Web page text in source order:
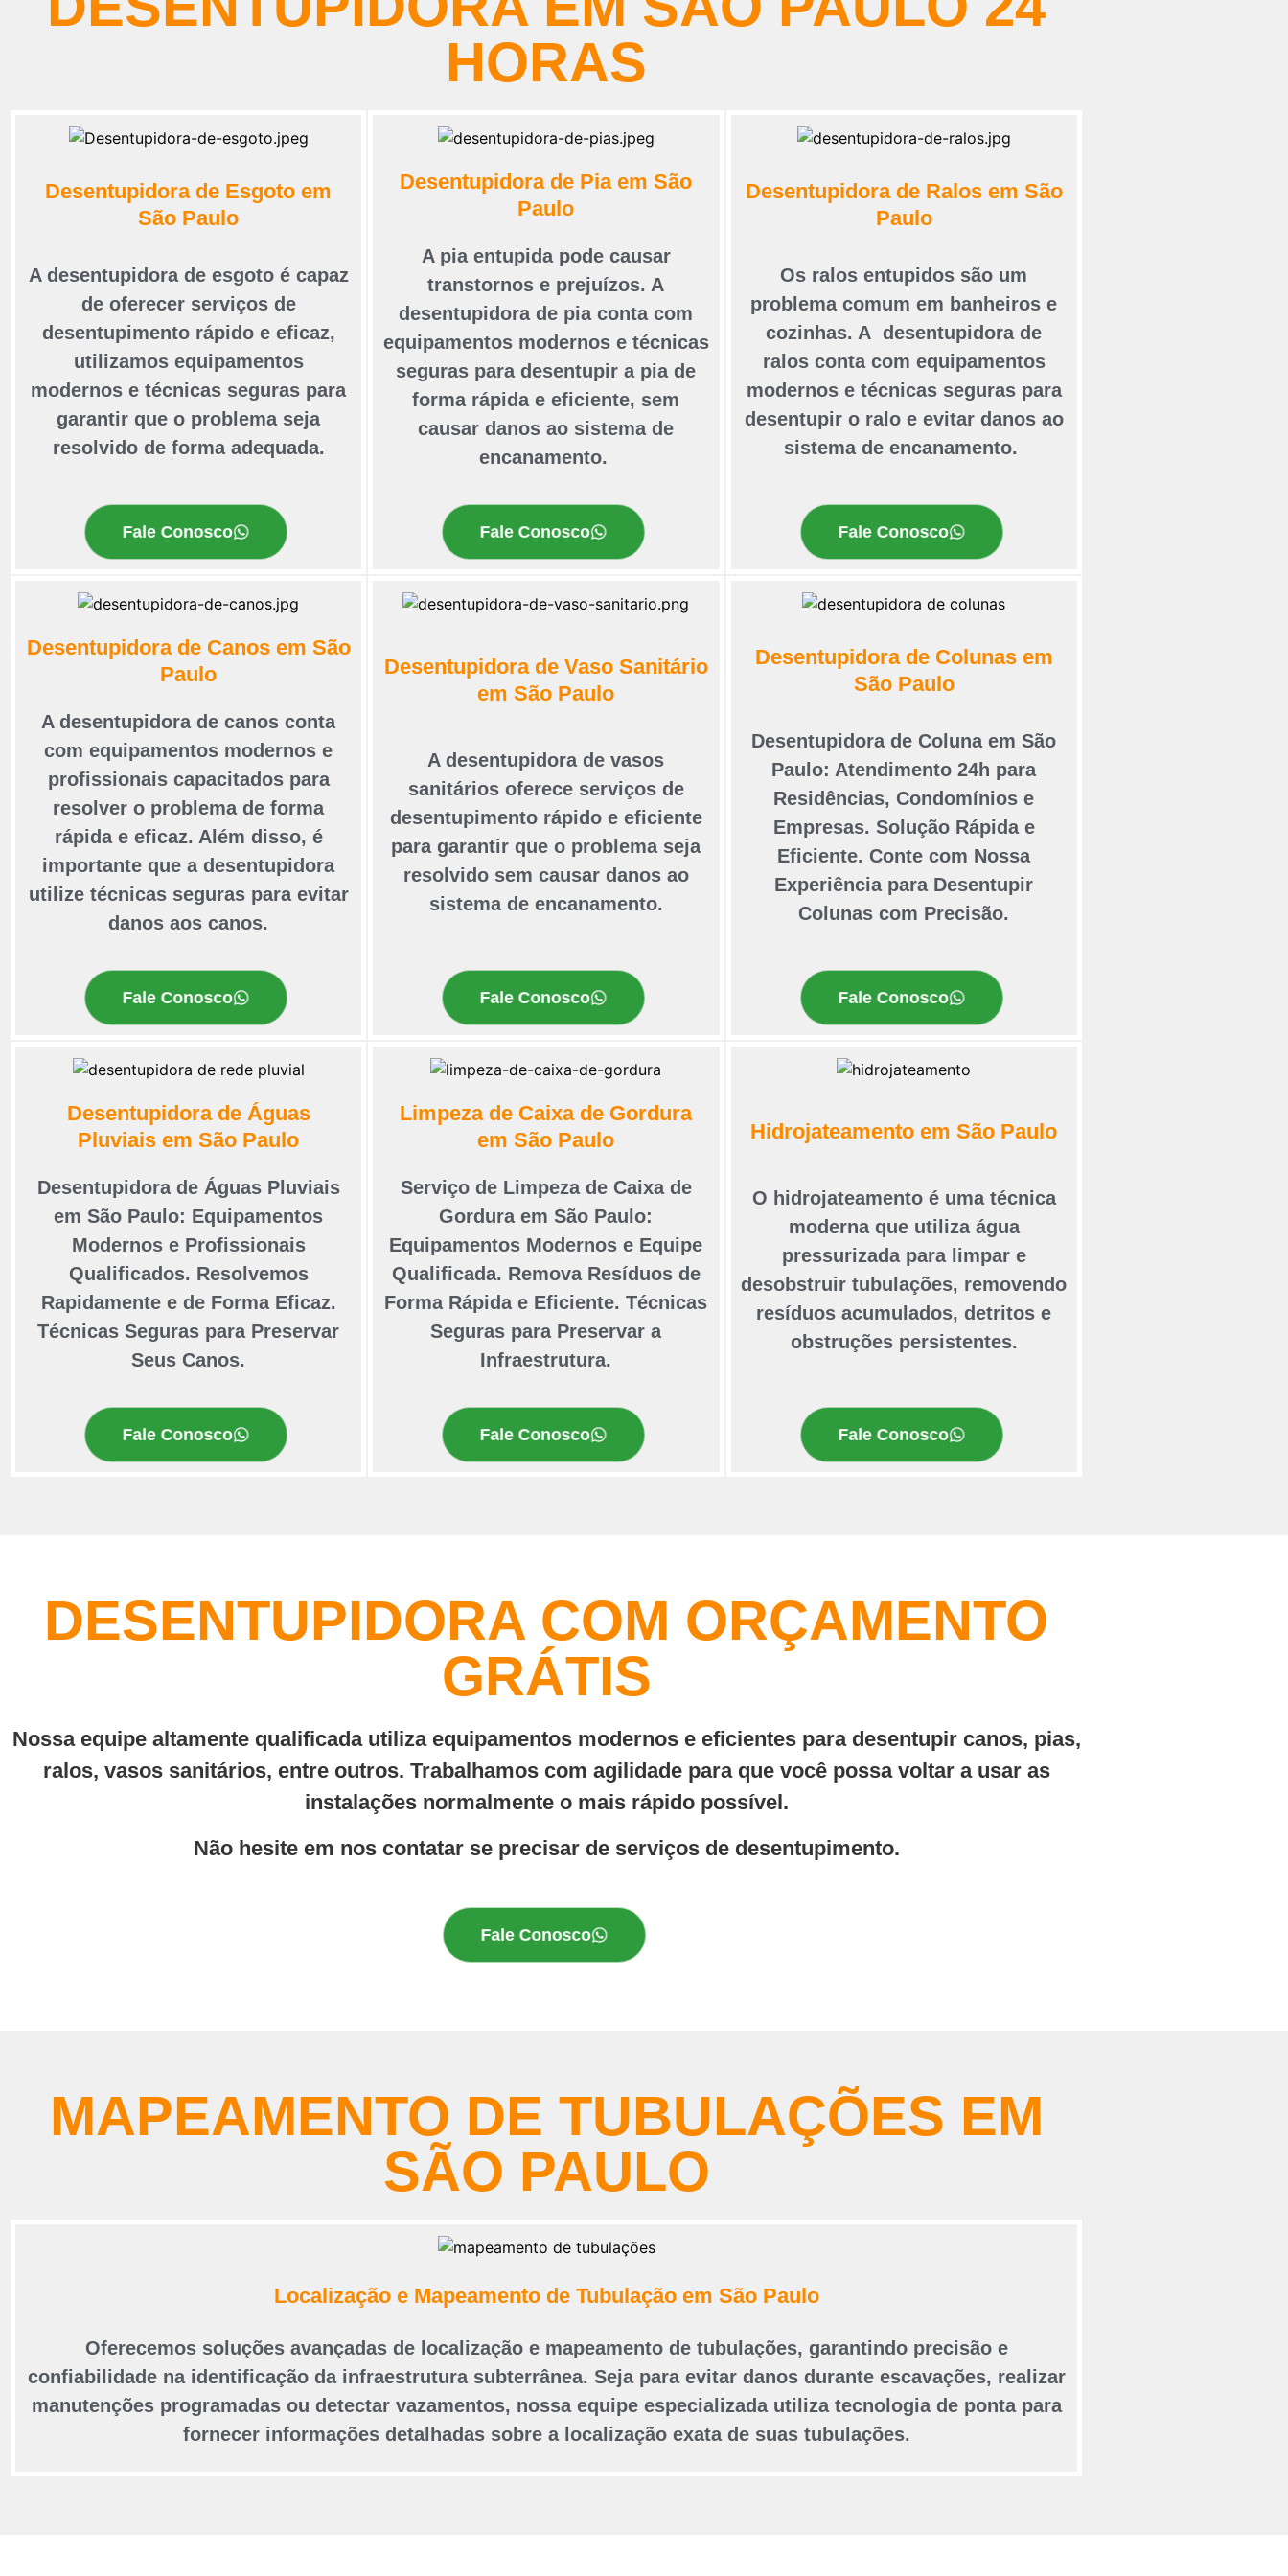
HORAS
Desentupidora de Esgoto em
São Paulo
A desentupidora de esgoto é capaz
de oferecer serviços de
desentupimento rápido e eficaz,
utilizamos equipamentos
modernos e técnicas seguras para
garantir que o problema seja
resolvido de forma adequada.
Fale Conosco
Desentupidora de Pia em São
Paulo
A pia entupida pode causar
transtornos e prejuízos. A
desentupidora de pia conta com
equipamentos modernos e técnicas
seguras para desentupir a pia de
forma rápida e eficiente, sem
causar danos ao sistema de
encanamento.
Fale Conosco
Desentupidora de Ralos em São
Paulo
Os ralos entupidos são um
problema comum em banheiros e
cozinhas. A desentupidora de
ralos conta com equipamentos
modernos e técnicas seguras para
desentupir o ralo e evitar danos ao
sistema de encanamento.
Fale Conosco
Desentupidora de Canos em São
Paulo
A desentupidora de canos conta
com equipamentos modernos e
profissionais capacitados para
resolver o problema de forma
rápida e eficaz. Além disso, é
importante que a desentupidora
utilize técnicas seguras para evitar
danos aos canos.
Fale Conosco
Desentupidora de Vaso Sanitário
em São Paulo
A desentupidora de vasos
sanitários oferece serviços de
desentupimento rápido e eficiente
para garantir que o problema seja
resolvido sem causar danos ao
sistema de encanamento.
Fale Conosco
Desentupidora de Colunas em
São Paulo
Desentupidora de Coluna em São
Paulo: Atendimento 24h para
Residências, Condomínios e
Empresas. Solução Rápida e
Eficiente. Conte com Nossa
Experiência para Desentupir
Colunas com Precisão.
Fale Conosco
Desentupidora de Águas
Pluviais em São Paulo
Desentupidora de Águas Pluviais
em São Paulo: Equipamentos
Modernos e Profissionais
Qualificados. Resolvemos
Rapidamente e de Forma Eficaz.
Técnicas Seguras para Preservar
Seus Canos.
Fale Conosco
Limpeza de Caixa de Gordura
em São Paulo
Serviço de Limpeza de Caixa de
Gordura em São Paulo:
Equipamentos Modernos e Equipe
Qualificada. Remova Resíduos de
Forma Rápida e Eficiente. Técnicas
Seguras para Preservar a
Infraestrutura.
Fale Conosco
Hidrojateamento em São Paulo
O hidrojateamento é uma técnica
moderna que utiliza água
pressurizada para limpar e
desobstruir tubulações, removendo
resíduos acumulados, detritos e
obstruções persistentes.
Fale Conosco
DESENTUPIDORA COM ORÇAMENTO
GRÁTIS
Nossa equipe altamente qualificada utiliza equipamentos modernos e eficientes para desentupir canos, pias,
ralos, vasos sanitários, entre outros. Trabalhamos com agilidade para que você possa voltar a usar as
instalações normalmente o mais rápido possível.
Não hesite em nos contatar se precisar de serviços de desentupimento.
Fale Conosco
MAPEAMENTO DE TUBULAÇÕES EM
SÃO PAULO
Localização e Mapeamento de Tubulação em São Paulo
Oferecemos soluções avançadas de localização e mapeamento de tubulações, garantindo precisão e
confiabilidade na identificação da infraestrutura subterrânea. Seja para evitar danos durante escavações, realizar
manutenções programadas ou detectar vazamentos, nossa equipe especializada utiliza tecnologia de ponta para
fornecer informações detalhadas sobre a localização exata de suas tubulações.